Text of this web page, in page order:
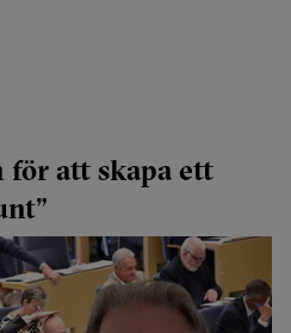
för att skapa ett